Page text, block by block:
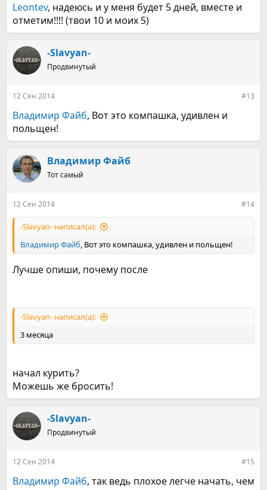
Leontev, надеюсь и у меня будет 5 дней, вместе и
отметим!!!! (твои 10 и моих 5)
-Slavyan-
Продвинутый
12 Сен 2014 #13
Владимир Файб, Вот это компашка, удивлен и
польщен!
Владимир Файб
Тот самый
12 Сен 2014 #14
-Slavyan- написал(а):
Владимир Файб, Вот это компашка, удивлен и польщен!
Лучше опиши, почему после
-Slavyan- написал(а):
3 месяца
начал курить?
Можешь же бросить!
-Slavyan-
Продвинутый
12 Сен 2014 #15
Владимир Файб, так ведь плохое легче начать, чем